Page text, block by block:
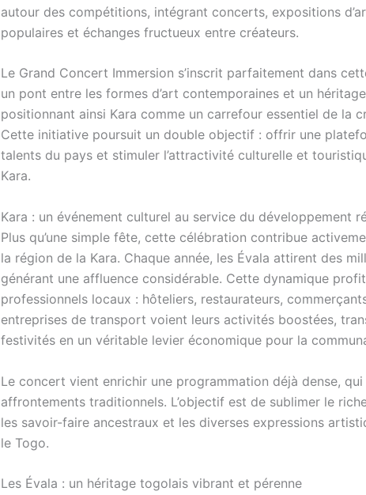
autour des compétitions, intégrant concerts, expositions
populaires et échanges fructueux entre créateurs.
Le Grand Concert Immersion s’inscrit parfaitement dans
un pont entre les formes d’art contemporaines et un
positionnant ainsi Kara comme un carrefour essentiel de la
Cette initiative poursuit un double objectif : offrir une
talents du pays et stimuler l’attractivité culturelle et
Kara.
Kara : un événement culturel au service du développement
Plus qu’une simple fête, cette célébration contribue
la région de la Kara. Chaque année, les Évala attirent des
générant une affluence considérable. Cette dynamique
professionnels locaux : hôteliers, restaurateurs,
entreprises de transport voient leurs activités boostées,
festivités en un véritable levier économique pour la
Le concert vient enrichir une programmation déjà dense,
affrontements traditionnels. L’objectif est de sublimer le
les savoir-faire ancestraux et les diverses expressions
le Togo.
Les Évala : un héritage togolais vibrant et pérenne